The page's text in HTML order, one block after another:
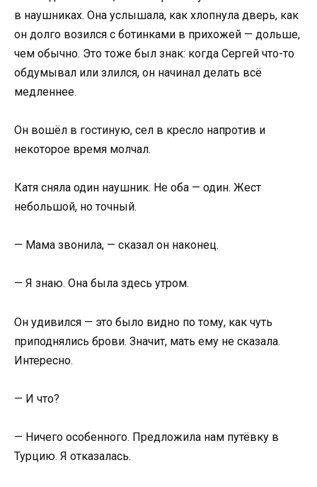
в наушниках. Она услышала, как хлопнула дверь, как
он долго возился с ботинками в прихожей — дольше,
чем обычно. Это тоже был знак: когда Сергей что-то
обдумывал или злился, он начинал делать всё
медленнее.
Он вошёл в гостиную, сел в кресло напротив и
некоторое время молчал.
Катя сняла один наушник. Не оба — один. Жест
небольшой, но точный.
— Мама звонила, — сказал он наконец.
— Я знаю. Она была здесь утром.
Он удивился — это было видно по тому, как чуть
приподнялись брови. Значит, мать ему не сказала.
Интересно.
— И что?
— Ничего особенного. Предложила нам путёвку в
Турцию. Я отказалась.